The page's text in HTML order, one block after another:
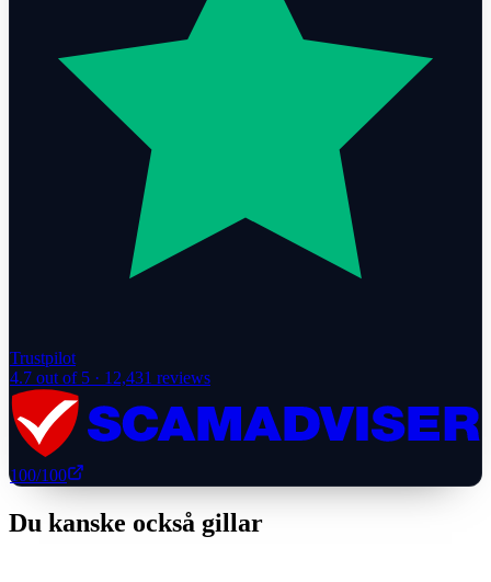
Trustpilot
4.7 out of 5 · 12,431 reviews
100/100
Du kanske också gillar